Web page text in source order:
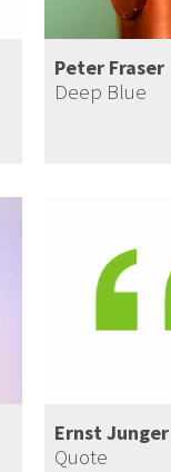
Peter Fraser
Deep Blue
Ernst Junger
Quote